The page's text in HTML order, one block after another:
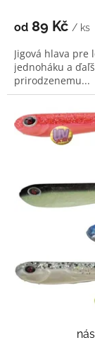
od 89 Kč / ks
Jigová hlava
jednoháku a
prirodzenemu...